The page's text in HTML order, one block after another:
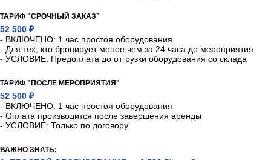
ТАРИФ "СРОЧНЫЙ ЗАКАЗ"
52 500 ₽
- ВКЛЮЧЕНО: 1 час простоя оборудования
- Для тех, кто бронирует менее чем за 24 часа до мероприятия
- УСЛОВИЕ: Предоплата до отгрузки оборудования со склада
ТАРИФ "ПОСЛЕ МЕРОПРИЯТИЯ"
52 500 ₽
- ВКЛЮЧЕНО: 1 час простоя оборудования
- Оплата производится после завершения аренды
- УСЛОВИЕ: Только по договору
ВАЖНО ЗНАТЬ: